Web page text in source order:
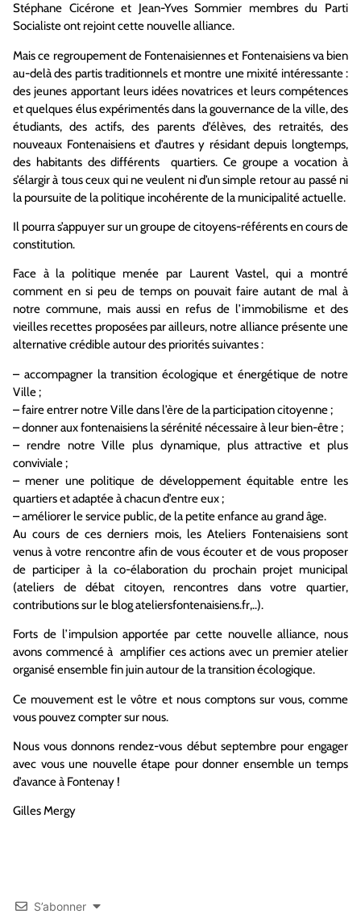
Stéphane Cicérone et Jean-Yves Sommier membres du Parti
Socialiste ont rejoint cette nouvelle alliance.
Mais ce regroupement de Fontenaisiennes et Fontenaisiens va bien
au-delà des partis traditionnels et montre une mixité intéressante :
des jeunes apportant leurs idées novatrices et leurs compétences
et quelques élus expérimentés dans la gouvernance de la ville, des
étudiants, des actifs, des parents d’élèves, des retraités, des
nouveaux Fontenaisiens et d’autres y résidant depuis longtemps,
des habitants des différents quartiers. Ce groupe a vocation à
s’élargir à tous ceux qui ne veulent ni d’un simple retour au passé ni
la poursuite de la politique incohérente de la municipalité actuelle.
Il pourra s’appuyer sur un groupe de citoyens-référents en cours de
constitution.
Face à la politique menée par LaurentVastel, qui a montré
comment en si peu de temps on pouvait faire autant de mal à
notre commune, mais aussi en refus de l’immobilisme et des
vieilles recettes proposées par ailleurs, notre alliance présente une
alternative crédible autour des priorités suivantes :
– accompagner la transition écologique et énergétique de notre
Ville ;
–faire entrer notre Ville dans l’ère de la participation citoyenne ;
–donner aux fontenaisiens la sérénité nécessaire à leur bien-être ;
– rendre notre Ville plus dynamique, plus attractive et plus
conviviale ;
– mener une politique de développement équitable entre les
quartiers et adaptée à chacun d’entre eux ;
–améliorer le service public,de la petite enfance au grand âge.
Au cours de ces derniers mois, les Ateliers Fontenaisiens sont
venus à votre rencontre afin de vous écouter et de vous proposer
de participer à la co-élaboration du prochain projet municipal
(ateliers de débat citoyen, rencontres dans votre quartier,
contributions sur le blog ateliersfontenaisiens.fr,..).
Forts de l’impulsion apportée par cette nouvelle alliance, nous
avons commencé à amplifier ces actions avec un premier atelier
organisé ensemble fin juin autour de la transition écologique.
Ce mouvement est le vôtre et nous comptons sur vous, comme
vous pouvez compter sur nous.
Nous vous donnons rendez-vous début septembre pour engager
avec vous une nouvelle étape pour donner ensemble un temps
d’avance à Fontenay !
Gilles Mergy
S’abonner